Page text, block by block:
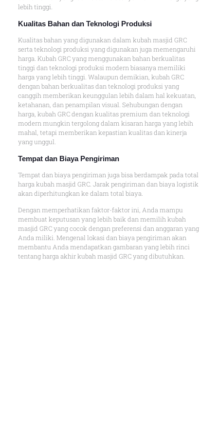
lebih tinggi.
Kualitas Bahan dan Teknologi Produksi
Kualitas bahan yang digunakan dalam kubah masjid GRC
serta teknologi produksi yang digunakan juga memengaruhi
harga. Kubah GRC yang menggunakan bahan berkualitas
tinggi dan teknologi produksi modern biasanya memiliki
harga yang lebih tinggi. Walaupun demikian, kubah GRC
dengan bahan berkualitas dan teknologi produksi yang
canggih memberikan keunggulan lebih dalam hal kekuatan,
ketahanan, dan penampilan visual. Sehubungan dengan
harga, kubah GRC dengan kualitas premium dan teknologi
modern mungkin tergolong dalam kisaran harga yang lebih
mahal, tetapi memberikan kepastian kualitas dan kinerja
yang unggul.
Tempat dan Biaya Pengiriman
Tempat dan biaya pengiriman juga bisa berdampak pada total
harga kubah masjid GRC. Jarak pengiriman dan biaya logistik
akan diperhitungkan ke dalam total biaya.
Dengan memperhatikan faktor-faktor ini, Anda mampu
membuat keputusan yang lebih baik dan memilih kubah
masjid GRC yang cocok dengan preferensi dan anggaran yang
Anda miliki. Mengenal lokasi dan biaya pengiriman akan
membantu Anda mendapatkan gambaran yang lebih rinci
tentang harga akhir kubah masjid GRC yang dibutuhkan.